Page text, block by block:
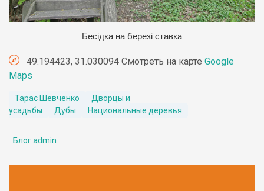
Бесідка на березі ставка
49.194423, 31.030094 Смотреть на карте Google
Maps
Тарас Шевченко
Дворцы и
усадьбы
Дубы Национальные деревья
Блог admin